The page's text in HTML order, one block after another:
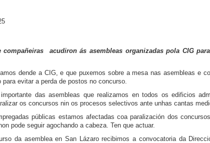
compañeiras acudiron ás asembleas organizadas pola CIG
dende a CIG, e que puxemos sobre a mesa nas asembleas e
evitar a perda de postos no concurso.
das asembleas que realizamos en todos os edificios
os concursos nin os procesos selectivos ante unhas cantas
públicas estamos afectadas coa paralización dos
pode seguir agochando a cabeza. Ten que actuar.
da asemblea en San Lázaro recibimos a convocatoria da